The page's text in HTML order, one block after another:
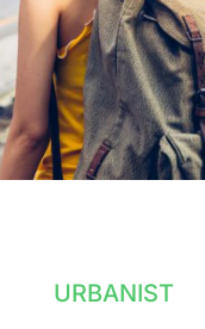
URBANIST